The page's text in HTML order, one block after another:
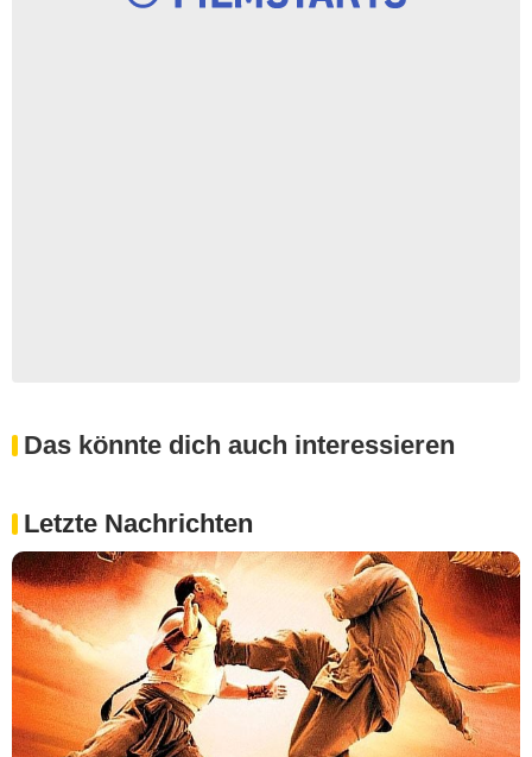
Das könnte dich auch interessieren
Letzte Nachrichten